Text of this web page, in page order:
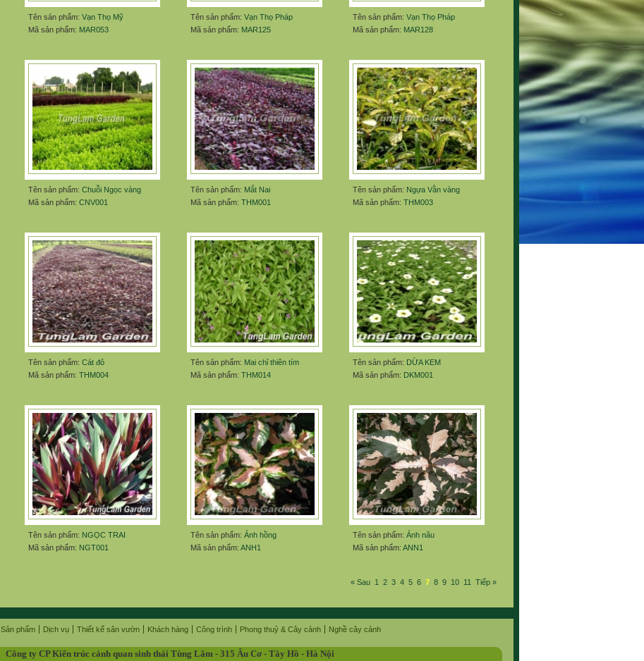
Tên sản phẩm: Vạn Thọ Mỹ
Mã sản phẩm: MAR053
Tên sản phẩm: Vạn Thọ Pháp
Mã sản phẩm: MAR125
Tên sản phẩm: Vạn Thọ Pháp
Mã sản phẩm: MAR128
Tên sản phẩm: Chuỗi Ngọc vàng
Mã sản phẩm: CNV001
Tên sản phẩm: Mắt Nai
Mã sản phẩm: THM001
Tên sản phẩm: Ngựa Vằn vàng
Mã sản phẩm: THM003
Tên sản phẩm: Cát đỏ
Mã sản phẩm: THM004
Tên sản phẩm: Mai chỉ thiên tím
Mã sản phẩm: THM014
Tên sản phẩm: DỪA KEM
Mã sản phẩm: DKM001
Tên sản phẩm: NGỌC TRAI
Mã sản phẩm: NGT001
Tên sản phẩm: Ánh hồng
Mã sản phẩm: ANH1
Tên sản phẩm: Ánh nâu
Mã sản phẩm: ANN1
« Sau 1 2 3 4 5 6 7 8 9 10 11 Tiếp »
Sản phẩm Dịch vụ Thiết kế sân vườn Khách hàng Công trình Phong thuỷ & Cây cảnh Nghề cây cảnh
Công ty CP Kiến trúc cảnh quan sinh thái Tùng Lâm - 315 Âu Cơ - Tây Hồ - Hà Nội